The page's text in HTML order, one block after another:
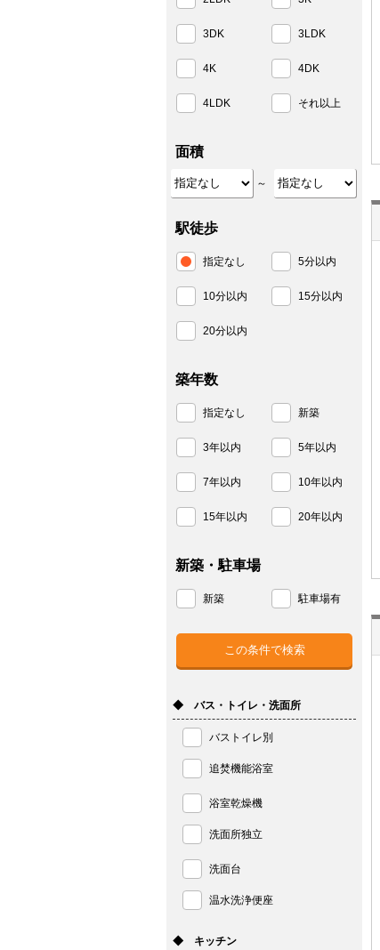
3DK 3LDK
4K 4DK
4LDK それ以上
面積
～
駅徒歩
指定なし 5分以内
10分以内 15分以内
20分以内
築年数
指定なし 新築
3年以内 5年以内
7年以内 10年以内
15年以内 20年以内
新築・駐車場
新築 駐車場有
◆ バス・トイレ・洗面所
バストイレ別
追焚機能浴室
浴室乾燥機
洗面所独立
洗面台
温水洗浄便座
◆ キッチン